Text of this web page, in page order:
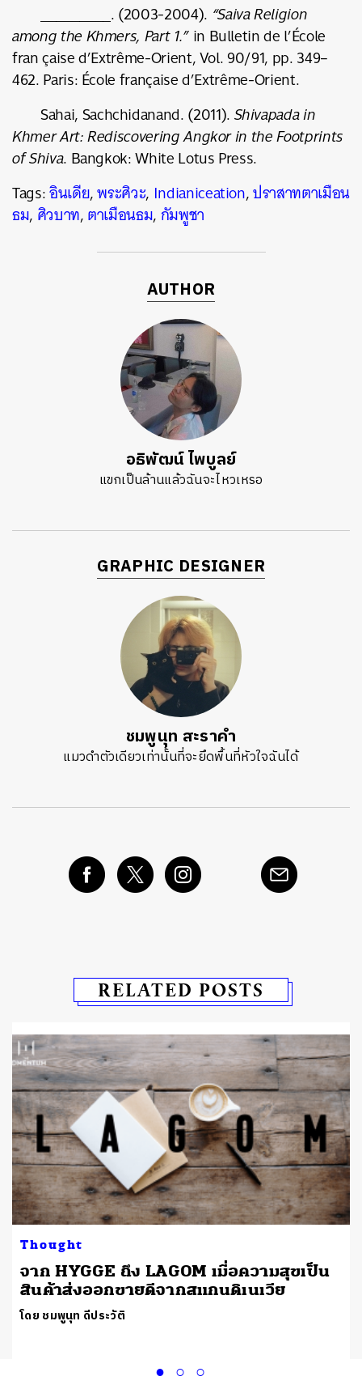
_________. (2003-2004). “Saiva Religion
among the Khmers, Part 1.”in Bulletin de l’École
fran çaise d’Extrême-Orient, Vol. 90/91, pp. 349–
462. Paris: École française d’Extrême-Orient.
Sahai, Sachchidanand. (2011).Shivapada in
Khmer Art: Rediscovering Angkor in the Footprints
of Shiva. Bangkok: White Lotus Press.
Tags:อินเดีย,พระศิวะ, Indianiceation,ปราสาทตาเมือน
ธม, ศิวบาท,ตาเมือนธม,กัมพูชา
AUTHOR
อธิพัฒน์ ไพบูลย์
แขกเป็นล้านแล้วฉันจะไหวเหรอ
GRAPHIC DESIGNER
ชมพูนุท สะราคำ
แมวดำตัวเดียวเท่านั้นที่จะยึดพื้นที่หัวใจฉันได้
RELATED POSTS
Thought
จาก HYGGE ถึง LAGOM เมื่อความสุขเป็น
สินค้าส่งออกขายดีจากสแกนดิเนเวีย
โดย ชมพูนุท ดีประวัติ